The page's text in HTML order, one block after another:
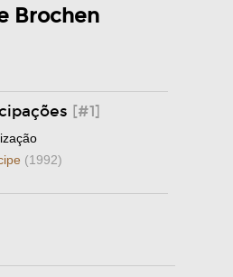
Brochen
[#1]
(1992)